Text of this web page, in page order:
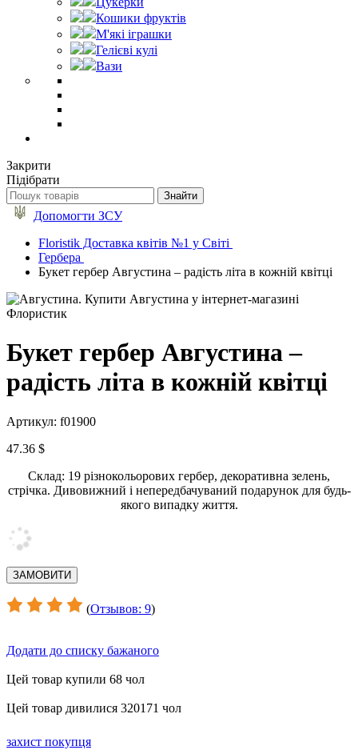
Кошики фруктів
М'які іграшки
Гелієві кулі
Вази
Закрити
Підібрати
Допомогти ЗСУ
Floristik Доставка квітів №1 у Світі
Гербера
Букет гербер Августина – радість літа в кожній квітці
Букет гербер Августина –
радість літа в кожній квітці
Артикул: f01900
47.36 $
Склад: 19 різнокольорових гербер, декоративна зелень,
стрічка. Дивовижний і непередбачуваний подарунок для будь-
якого випадку життя.
(Отзывов: 9)
Додати до списку бажаного
Цей товар купили 68 чол
Цей товар дивилися 320171 чол
захист покупця